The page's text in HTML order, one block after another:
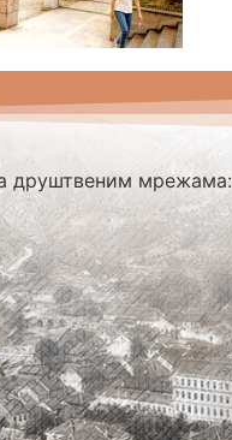
друштвеним мрежама: